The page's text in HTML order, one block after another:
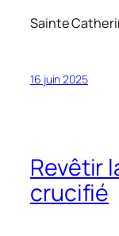
Sainte
16 juin 2025
Revêtir
crucifié